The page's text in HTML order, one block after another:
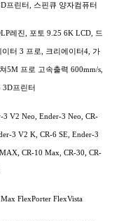
프린터, 스핀큐 양자컴퓨터
레진, 포토 9.25 6K LCD, 드
터 3 프로, 크리에이터4, 가
5M 프로 고속출력 600mm/s,
3D프린터
V2 Neo, Ender-3 Neo, CR-
3 V2 K, CR-6 SE, Ender-3
CR-10 Max, CR-30, CR-
FlexPorter FlexVista